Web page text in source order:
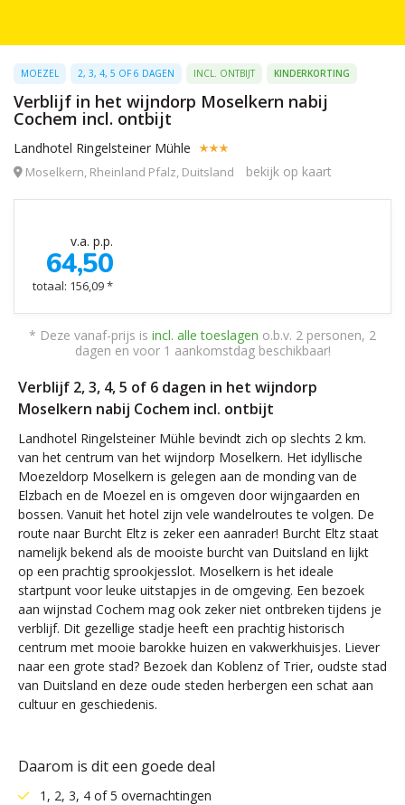
MOEZEL 2, 3, 4, 5 OF 6 DAGEN INCL. ONTBIJT KINDERKORTING
Verblijf in het wijndorp Moselkern nabij
Cochem incl. ontbijt
Landhotel Ringelsteiner Mühle
Moselkern, Rheinland Pfalz, Duitsland bekijk op kaart
v.a. p.p.
64,50
totaal: 156,09 *
* Deze vanaf-prijs is incl. alle toeslagen o.b.v. 2 personen, 2
dagen en voor 1 aankomstdag beschikbaar!
Verblijf 2, 3, 4, 5 of 6 dagen in het wijndorp
Moselkern nabij Cochem incl. ontbijt
Landhotel Ringelsteiner Mühle bevindt zich op slechts 2 km.
van het centrum van het wijndorp Moselkern. Het idyllische
Moezeldorp Moselkern is gelegen aan de monding van de
Elzbach en de Moezel en is omgeven door wijngaarden en
bossen. Vanuit het hotel zijn vele wandelroutes te volgen. De
route naar Burcht Eltz is zeker een aanrader! Burcht Eltz staat
namelijk bekend als de mooiste burcht van Duitsland en lijkt
op een prachtig sprookjesslot. Moselkern is het ideale
startpunt voor leuke uitstapjes in de omgeving. Een bezoek
aan wijnstad Cochem mag ook zeker niet ontbreken tijdens je
verblijf. Dit gezellige stadje heeft een prachtig historisch
centrum met mooie barokke huizen en vakwerkhuisjes. Liever
naar een grote stad? Bezoek dan Koblenz of Trier, oudste stad
van Duitsland en deze oude steden herbergen een schat aan
cultuur en geschiedenis.
Daarom is dit een goede deal
1, 2, 3, 4 of 5 overnachtingen